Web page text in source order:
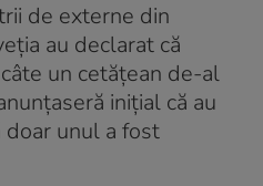
de externe din
au declarat că
un cetățean de-al
inițial că au
doar unul a fost